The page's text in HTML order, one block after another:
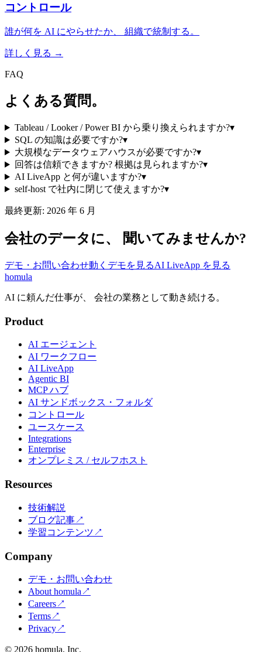
コントロール
誰が何を AI にやらせたか、 組織で統制する。
詳しく見る →
FAQ
よくある質問。
Tableau / Looker / Power BI から乗り換えられますか?▾
SQL の知識は必要ですか?▾
大規模なデータウェアハウスが必要ですか?▾
回答は信頼できますか? 根拠は見られますか?▾
AI LiveApp と何が違いますか?▾
self-host で社内に閉じて使えますか?▾
最終更新: 2026 年 6 月
会社のデータに、 聞いてみませんか?
デモ・お問い合わせ動くデモを見るAI LiveApp を見る
homula
AI に頼んだ仕事が、 会社の業務として動き続ける。
Product
AI エージェント
AI ワークフロー
AI LiveApp
Agentic BI
MCP ハブ
AI サンドボックス・フォルダ
コントロール
ユースケース
Integrations
Enterprise
オンプレミス / セルフホスト
Resources
技術解説
ブログ記事↗
学習コンテンツ ↗
Company
デモ・お問い合わせ
About homula ↗
Careers↗
Terms↗
Privacy↗
© 2026 homula, Inc.